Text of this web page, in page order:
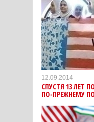
12.09.2014
СПУСТЯ 13 ЛЕТ
ПО-ПРЕЖНЕМУ